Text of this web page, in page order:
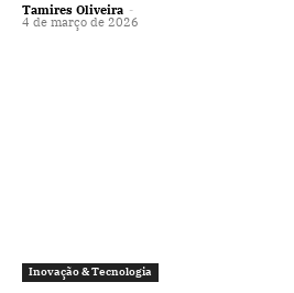
Tamires Oliveira -
4 de março de 2026
Inovação & Tecnologia